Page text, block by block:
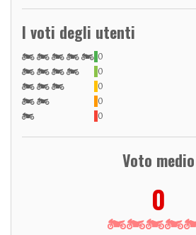
I voti degli utenti
0
0
0
0
0
Voto medio
0